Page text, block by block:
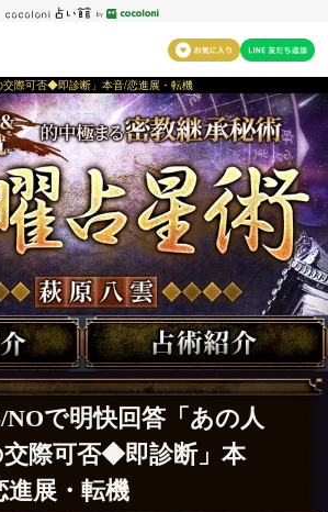
際可否◆即診断」本音/恋進展・転機
NOで明快回答「あの人
交際可否◆即診断」本
進展・転機